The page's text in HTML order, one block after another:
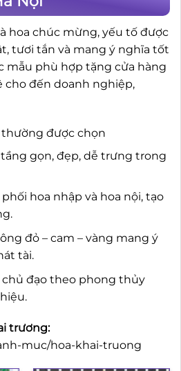
hoa chúc mừng, yếu tố được
tươi tắn và mang ý nghĩa tốt
mẫu phù hợp tặng cửa hàng
cho đến doanh nghiệp,
được chọn
tầng gọn, đẹp, dễ trưng trong
hoa nhập và hoa nội, tạo
đỏ – cam – vàng mang ý
tài.
đạo theo phong thủy
trương:
muc/hoa-khai-truong